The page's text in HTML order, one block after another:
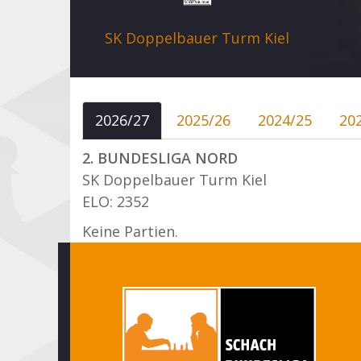
SK Doppelbauer Turm Kiel
2026/27 2025/26 2024/25
2. BUNDESLIGA NORD
SK Doppelbauer Turm Kiel
ELO: 2352
Keine Partien.